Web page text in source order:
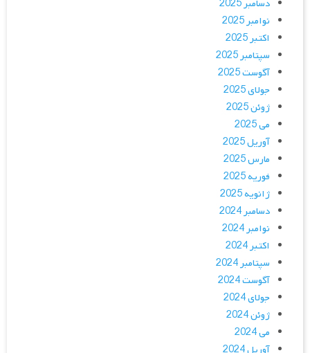
دسامبر 2025
نوامبر 2025
اکتبر 2025
سپتامبر 2025
آگوست 2025
جولای 2025
ژوئن 2025
می 2025
آوریل 2025
مارس 2025
فوریه 2025
ژانویه 2025
دسامبر 2024
نوامبر 2024
اکتبر 2024
سپتامبر 2024
آگوست 2024
جولای 2024
ژوئن 2024
می 2024